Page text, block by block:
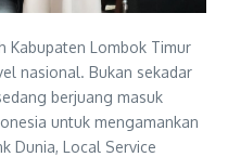
Kabupaten Lombok Timur
nasional. Bukan sekadar
berjuang masuk
untuk mengamankan
Dunia, Local Service